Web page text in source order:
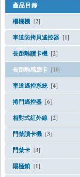
產品目錄
柵欄機 [2]
車道防拷貝遙控器 [1]
長距離讀卡機 [2]
長距離感應卡 [10]
車道遙控系統 [4]
捲門遙控器 [6]
相對式紅外線 [2]
門禁讀卡機 [3]
門禁卡 [3]
陽極鎖 [1]